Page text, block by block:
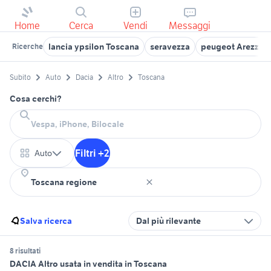
Home Cerca Vendi Messaggi
Ricerche lancia ypsilon Toscana seravezza peugeot Arezzo
Subito Auto Dacia Altro Toscana
Cosa cerchi?
Auto Filtri +2
Salva ricerca Dal più rilevante
8 risultati
DACIA Altro usata in vendita in Toscana